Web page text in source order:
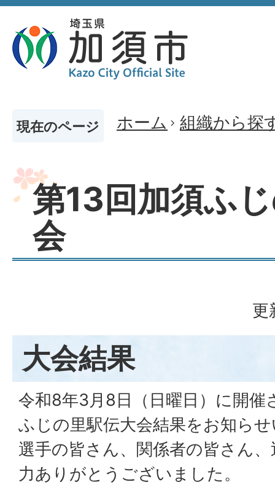
現在のページ ホーム 組織から探
第13回加須ふ
会
更
大会結果
令和8年3月8日（日曜日）に開催
ふじの里駅伝大会結果をお知ら
選手の皆さん、関係者の皆さん
力ありがとうございました。